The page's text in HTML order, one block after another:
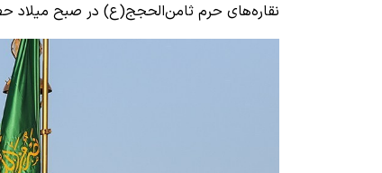
نقاره‌های حرم ثامن‌الحجج(ع) در صبح میلاد